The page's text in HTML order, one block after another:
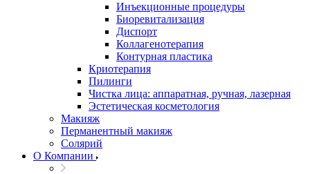
Инъекционные процедуры
Биоревитализация
Диспорт
Коллагенотерапия
Контурная пластика
Криотерапия
Пилинги
Чистка лица: аппаратная, ручная, лазерная
Эстетическая косметология
Макияж
Перманентный макияж
Солярий
О Компании